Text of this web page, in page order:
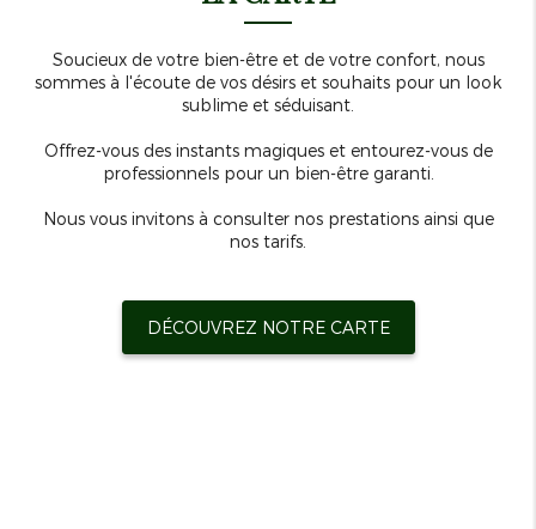
Soucieux de votre bien-être et de votre confort, nous
sommes à l'écoute de vos désirs et souhaits pour un look
sublime et séduisant.
Offrez-vous des instants magiques et entourez-vous de
professionnels pour un bien-être garanti.
Nous vous invitons à consulter nos prestations ainsi que
nos tarifs.
DÉCOUVREZ NOTRE CARTE